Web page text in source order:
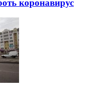
коронавирус